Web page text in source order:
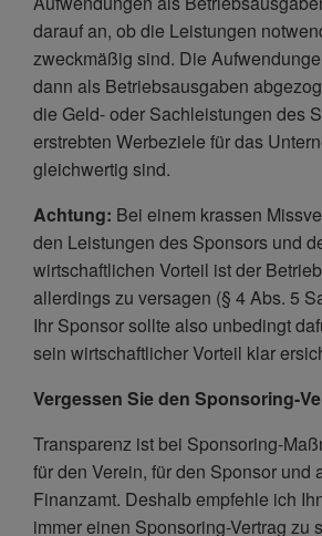
darauf an, ob die Leistungen
zweckmäßig sind. Die
dann als Betriebsausgaben
die Geld- oder Sachleistungen des
erstrebten Werbeziele für das
gleichwertig sind.
Achtung: Bei einem krassen
den Leistungen des Sponsors und
wirtschaftlichen Vorteil ist der
allerdings zu versagen (§ 4 Abs. 5
Ihr Sponsor sollte also unbedingt
sein wirtschaftlicher Vorteil klar
Vergessen Sie den Sponsoring-
Transparenz ist bei Sponsoring-
für den Verein, für den Sponsor und
Finanzamt. Deshalb empfehle ich
immer einen Sponsoring-Vertrag zu